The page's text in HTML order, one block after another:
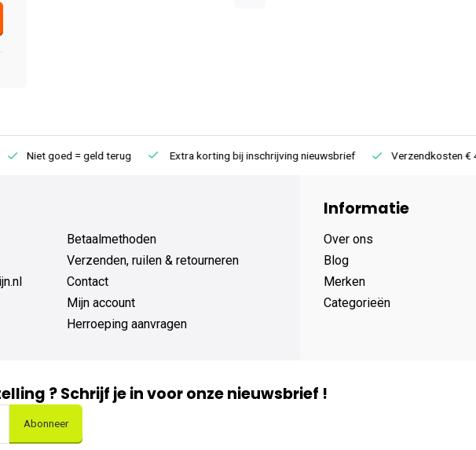
Niet goed = geld terug Extra korting bij inschrijving nieuwsbrief Verzendkosten € 4,95
Betaalmethoden
Verzenden, ruilen & retourneren
Contact
Mijn account
Herroeping aanvragen
Informatie
Over ons
Blog
Merken
Categorieën
? Schrijf je in voor onze nieuwsbrief !
Abonneer